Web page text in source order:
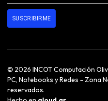
© 2026 INCOT Computación
PC, Notebooks y Redes - Zona
reservados.